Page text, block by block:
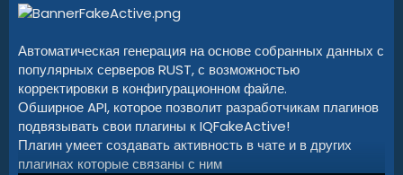
Автоматическая генерация на основе собранных данных с
популярных серверов RUST, с возможностью
корректировки в конфигурационном файле.
Обширное API, которое позволит разработчикам плагинов
подвязывать свои плагины к IQFakeActive!
Плагин умеет создавать активность в чате и в других
плагинах которые связаны с ним